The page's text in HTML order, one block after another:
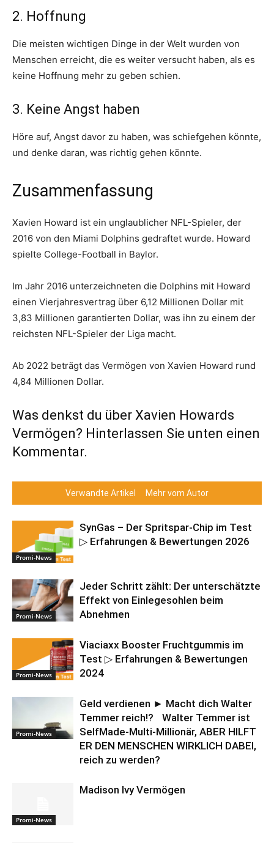
2. Hoffnung
Die meisten wichtigen Dinge in der Welt wurden von
Menschen erreicht, die es weiter versucht haben, als es
keine Hoffnung mehr zu geben schien.
3. Keine Angst haben
Höre auf, Angst davor zu haben, was schiefgehen könnte,
und denke daran, was richtig gehen könnte.
Zusammenfassung
Xavien Howard ist ein unglaublicher NFL-Spieler, der
2016 von den Miami Dolphins gedraftet wurde. Howard
spielte College-Football in Baylor.
Im Jahr 2016 unterzeichneten die Dolphins mit Howard
einen Vierjahresvertrag über 6,12 Millionen Dollar mit
3,83 Millionen garantierten Dollar, was ihn zu einem der
reichsten NFL-Spieler der Liga macht.
Ab 2022 beträgt das Vermögen von Xavien Howard rund
4,84 Millionen Dollar.
Was denkst du über Xavien Howards
Vermögen? Hinterlassen Sie unten einen
Kommentar.
Verwandte Artikel Mehr vom Autor
Promi-News
SynGas – Der Spritspar-Chip im Test
▷ Erfahrungen & Bewertungen 2026
Promi-News
Jeder Schritt zählt: Der unterschätzte
Effekt von Einlegesohlen beim
Abnehmen
Promi-News
Viaciaxx Booster Fruchtgummis im
Test ▷ Erfahrungen & Bewertungen
2024
Promi-News
Geld verdienen ► Macht dich Walter
Temmer reich!? Walter Temmer ist
SelfMade-Multi-Millionär, ABER HILFT
ER DEN MENSCHEN WIRKLICH DABEI,
reich zu werden?
Promi-News
Madison Ivy Vermögen